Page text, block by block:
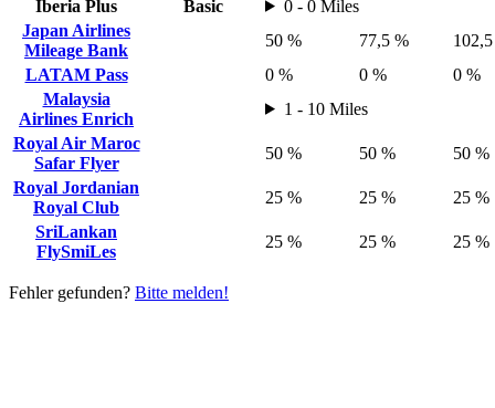
Iberia Plus Basic
0 - 0 Miles
Japan Airlines
Mileage Bank
50 % 77,5 %
LATAM Pass
0 % 0 %
0 %
Malaysia
Airlines Enrich
1 - 10 Miles
Royal Air Maroc
Safar Flyer
50 % 50 %
50 %
Royal Jordanian
Royal Club
25 % 25 %
25 %
SriLankan
FlySmiLes
25 % 25 % 25 %
Fehler gefunden? Bitte melden!